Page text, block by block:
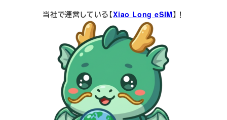
当社で運営している【Xiao Long eSIM】！